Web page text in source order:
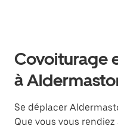
Covoiturage
à
Se déplacer
Que vous vous